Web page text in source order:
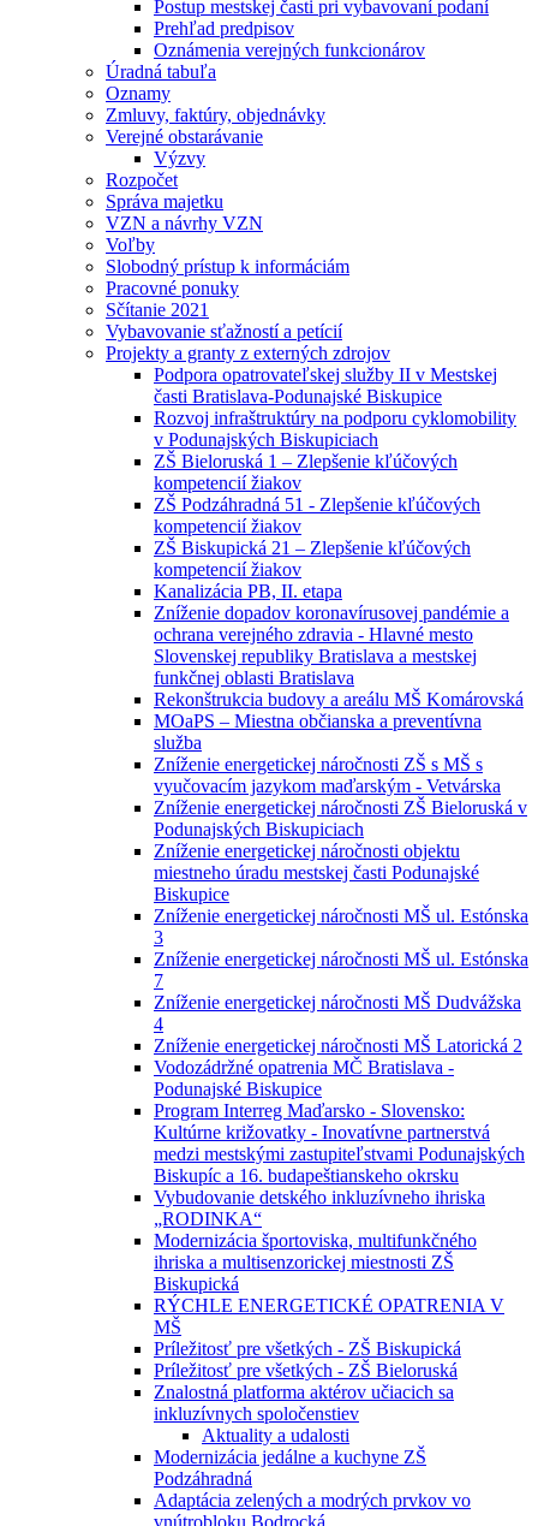
Postup mestskej časti pri vybavovaní podaní
Prehľad predpisov
Oznámenia verejných funkcionárov
Úradná tabuľa
Oznamy
Zmluvy, faktúry, objednávky
Verejné obstarávanie
Výzvy
Rozpočet
Správa majetku
VZN a návrhy VZN
Voľby
Slobodný prístup k informáciám
Pracovné ponuky
Sčítanie 2021
Vybavovanie sťažností a petícií
Projekty a granty z externých zdrojov
Podpora opatrovateľskej služby II v Mestskej
časti Bratislava-Podunajské Biskupice
Rozvoj infraštruktúry na podporu cyklomobility
v Podunajských Biskupiciach
ZŠ Bieloruská 1 – Zlepšenie kľúčových
kompetencií žiakov
ZŠ Podzáhradná 51 - Zlepšenie kľúčových
kompetencií žiakov
ZŠ Biskupická 21 – Zlepšenie kľúčových
kompetencií žiakov
Kanalizácia PB, II. etapa
Zníženie dopadov koronavírusovej pandémie a
ochrana verejného zdravia - Hlavné mesto
Slovenskej republiky Bratislava a mestskej
funkčnej oblasti Bratislava
Rekonštrukcia budovy a areálu MŠ Komárovská
MOaPS – Miestna občianska a preventívna
služba
Zníženie energetickej náročnosti ZŠ s MŠ s
vyučovacím jazykom maďarským - Vetvárska
Zníženie energetickej náročnosti ZŠ Bieloruská v
Podunajských Biskupiciach
Zníženie energetickej náročnosti objektu
miestneho úradu mestskej časti Podunajské
Biskupice
Zníženie energetickej náročnosti MŠ ul. Estónska
3
Zníženie energetickej náročnosti MŠ ul. Estónska
7
Zníženie energetickej náročnosti MŠ Dudvážska
4
Zníženie energetickej náročnosti MŠ Latorická 2
Vodozádržné opatrenia MČ Bratislava -
Podunajské Biskupice
Program Interreg Maďarsko - Slovensko:
Kultúrne križovatky - Inovatívne partnerstvá
medzi mestskými zastupiteľstvami Podunajských
Biskupíc a 16. budapeštianskeho okrsku
Vybudovanie detského inkluzívneho ihriska
„RODINKA“
Modernizácia športoviska, multifunkčného
ihriska a multisenzorickej miestnosti ZŠ
Biskupická
RÝCHLE ENERGETICKÉ OPATRENIA V
MŠ
Príležitosť pre všetkých - ZŠ Biskupická
Príležitosť pre všetkých - ZŠ Bieloruská
Znalostná platforma aktérov učiacich sa
inkluzívnych spoločenstiev
Aktuality a udalosti
Modernizácia jedálne a kuchyne ZŠ
Podzáhradná
Adaptácia zelených a modrých prvkov vo
vnútrobloku Bodrocká